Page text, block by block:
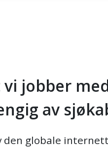
vi jobber
av
den globale